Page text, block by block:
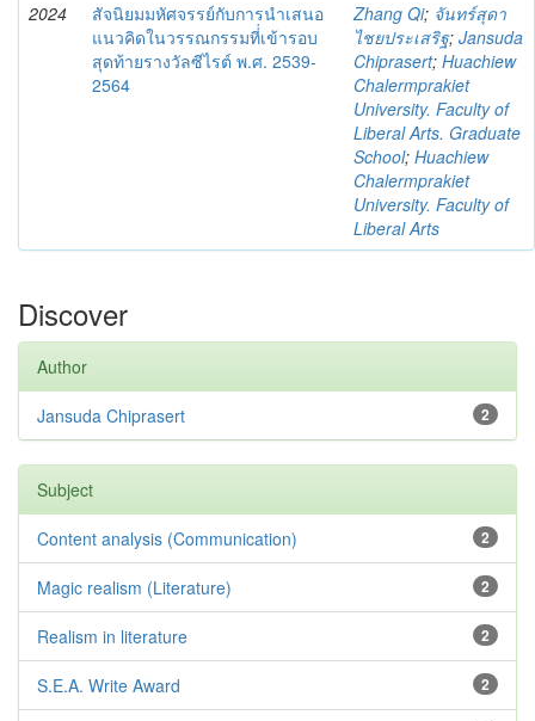
2024
สัจนิยมมหัศจรรย์กับการนำเสนอ
แนวคิดในวรรณกรรมที่่เข้ารอบ
สุดท้ายรางวัลซีไรต์ พ.ศ. 2539-
2564
Zhang Qi; จันทร์สุดา
ไชยประเสริฐ; Jansuda
Chiprasert; Huachiew
Chalermprakiet
University. Faculty of
Liberal Arts. Graduate
School; Huachiew
Chalermprakiet
University. Faculty of
Liberal Arts
Discover
Author
2
Jansuda Chiprasert
Subject
2
Content analysis (Communication)
2
Magic realism (Literature)
2
Realism in literature
2
S.E.A. Write Award